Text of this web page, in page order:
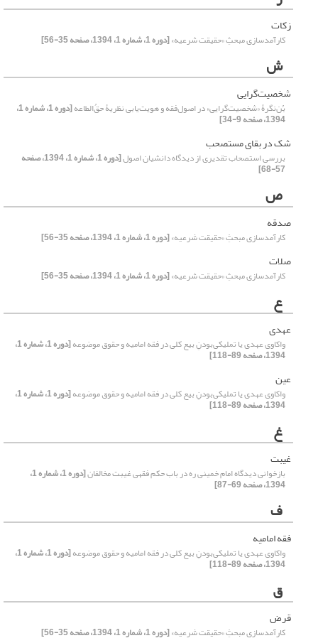
زکات
کارآمدسازی مبحثِ «حقیقت شرعیه»[دوره 1، شماره 1، 1394، صفحه 35-56]
ش
شخصیت‌گرایی
بُن‌نگرۀ «شخصیت‌گرایی» در اصول‌فقه و هویت‌یابی نظریۀ حقُ‌الطاعه [دوره 1، شماره 1،
1394، صفحه 9-34]
شک در بقای مستصحب
بررسی استصحاب تقدیری از دیدگاه دانشیان اصول [دوره 1، شماره 1، 1394، صفحه
57-68]
ص
صدقه
کارآمدسازی مبحثِ «حقیقت شرعیه»[دوره 1، شماره 1، 1394، صفحه 35-56]
صلات
کارآمدسازی مبحثِ «حقیقت شرعیه»[دوره 1، شماره 1، 1394، صفحه 35-56]
ع
عهدی
واکاوی عهدی یا تملیکی‌بودنِ بیع کلی در فقه امامیه و حقوق موضوعه [دوره 1، شماره 1،
1394، صفحه 89-118]
عین
واکاوی عهدی یا تملیکی‌بودنِ بیع کلی در فقه امامیه و حقوق موضوعه [دوره 1، شماره 1،
1394، صفحه 89-118]
غ
غیبت
بازخوانی دیدگاه امام خمینی ره در باب حکم فقهی غیبت مخالفان [دوره 1، شماره 1،
1394، صفحه 69-87]
ف
فقه امامیه
واکاوی عهدی یا تملیکی‌بودنِ بیع کلی در فقه امامیه و حقوق موضوعه [دوره 1، شماره 1،
1394، صفحه 89-118]
ق
قرض
کارآمدسازی مبحثِ «حقیقت شرعیه»[دوره 1، شماره 1، 1394، صفحه 35-56]